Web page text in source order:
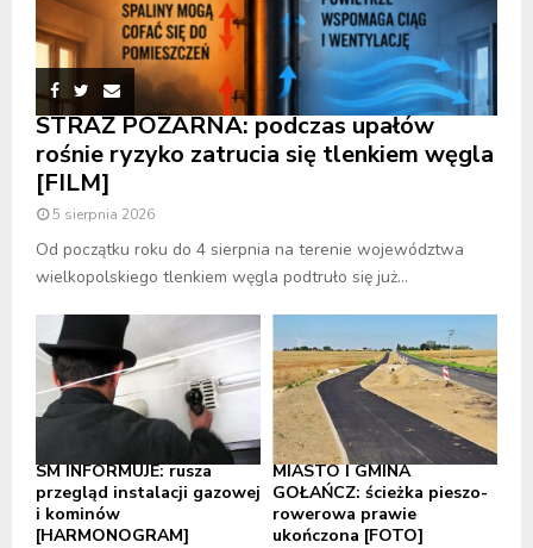
STRAŻ POŻARNA: podczas upałów
rośnie ryzyko zatrucia się tlenkiem węgla
[FILM]
5 sierpnia 2026
Od początku roku do 4 sierpnia na terenie województwa
wielkopolskiego tlenkiem węgla podtruło się już...
SM INFORMUJE: rusza
przegląd instalacji gazowej
i kominów
[HARMONOGRAM]
MIASTO I GMINA
GOŁAŃCZ: ścieżka pieszo-
rowerowa prawie
ukończona [FOTO]